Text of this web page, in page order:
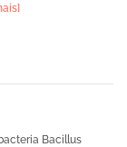
Bacillus